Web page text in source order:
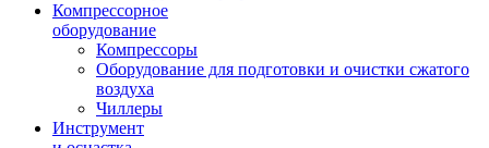
Компрессорное
оборудование
Компрессоры
Оборудование для подготовки и очистки сжатого
воздуха
Чиллеры
Инструмент